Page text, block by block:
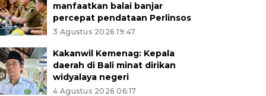
manfaatkan balai banjar
percepat pendataan Perlinsos
3 Agustus 2026 19:47
Kakanwil Kemenag: Kepala
daerah di Bali minat dirikan
widyalaya negeri
4 Agustus 2026 06:17